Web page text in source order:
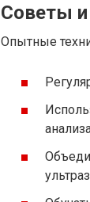
Советы и
Опытные